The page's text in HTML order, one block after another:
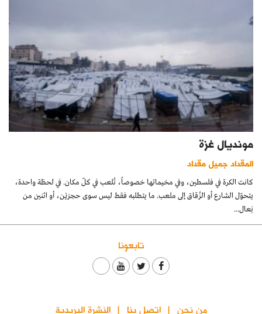
مونديال غزة
المقداد جميل مقداد
كانت الكرة في فلسطين، وفي مخيماتها خصوصاً، تُلعب في كلّ مكان. في لحظة واحدة،
يتحوّل الشارع أو الزُقاق إلى ملعب. ما يتطلبه فقط ليس سوى حجرَيْن، أو اثنين من
نِعال...
تابعونا
من نحن اتصل بنا النشرة البريدية